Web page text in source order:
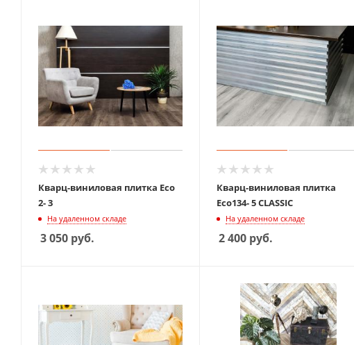
Кварц-виниловая плитка Eco
2- 3
На удаленном складе
3 050 руб.
Кварц-виниловая плитка
Eco134- 5 CLASSIC
На удаленном складе
2 400руб.